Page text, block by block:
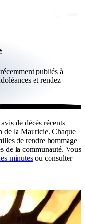
publiés à
et rendez
de décès récents
de la Mauricie. Chaque
de rendre hommage
de la communauté. Vous
minutes ou consulter